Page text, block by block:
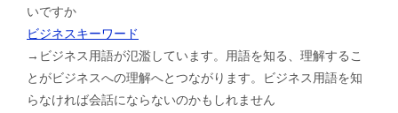
いですか
ビジネスキーワード
→ビジネス用語が氾濫しています。用語を知る、理解するこ
とがビジネスへの理解へとつながります。ビジネス用語を知
らなければ会話にならないのかもしれません